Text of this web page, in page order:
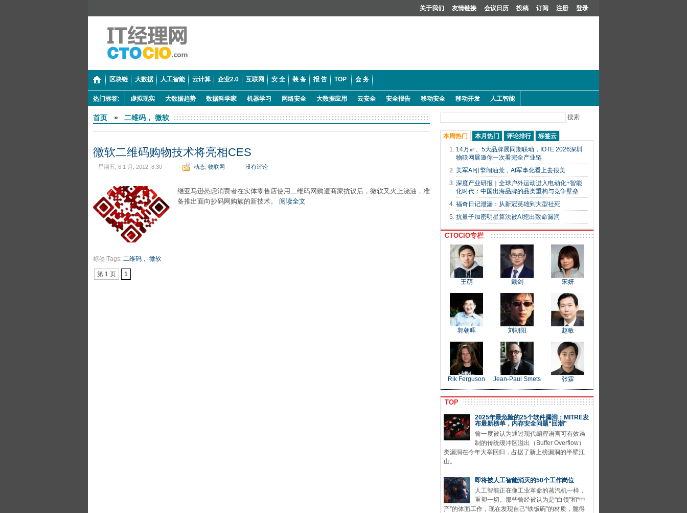
关于我们 友情链接 会议日历 投稿 订阅 注册 登录
区块链 大数据 人工智能 云计算 企业2.0 互联网 安 全 装 备 报 告 TOP 会 务
热门标签: 虚拟现实 大数据趋势 数据科学家 机器学习 网络安全 大数据应用 云安全 安全报告 移动安全 移动开发 人工智能
首页 » 二维码， 微软
微软二维码购物技术将亮相CES
星期五, 6 1 月, 2012, 8:30 动态 物联网 没有评论
继亚马逊怂恿消费者在实体零售店使用二维码网购遭商家抗议后，微软又火上浇油，准
备推出面向抄码网购族的新技术。 阅读全文
标签|Tags: 二维码， 微软
第 1 页 1
搜索
本周热门 本月热门 评论排行
标签云
14万㎡、5大品牌展同期联动，IOTE 2026深圳
物联网展邀你一次看完全产业链
美军AI引擎闹油荒，AI军事化看上去很美
深度产业研报｜全球户外运动进入电动化+智能
化时代：中国出海品牌的品类重构与竞争壁垒
福奇日记泄漏：从新冠英雄到大型社死
抗量子加密明星算法被AI挖出致命漏洞
CTOCIO专栏
王萌 戴剑 宋妍
郭朝晖 刘朝阳 赵敏
Rik Ferguson Jean-Paul Smets 张霖
TOP
2025年最危险的25个软件漏洞：MITRE发
布最新榜单，内存安全问题“回潮”
曾一度被认为通过现代编程语言可有效遏
制的传统缓冲区溢出（Buffer Overflow）
类漏洞在今年大举回归，占据了新上榜漏洞的半壁江
山。
即将被人工智能消灭的50个工作岗位
人工智能正在像工业革命的蒸汽机一样，
重塑一切。那些曾经被认为是“白领”和“中
产”的体面工作，现在发现自己“铁饭碗”的材质，脆得